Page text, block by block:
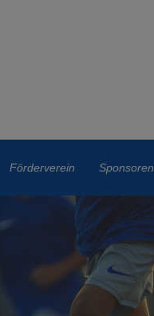
Förderverein Sponsoren